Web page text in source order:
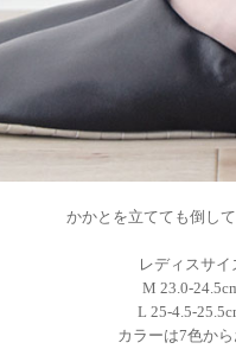
かかとを立てても倒し
レディスサイ
M 23.0-
L 25-4.5-
カラーは7色から